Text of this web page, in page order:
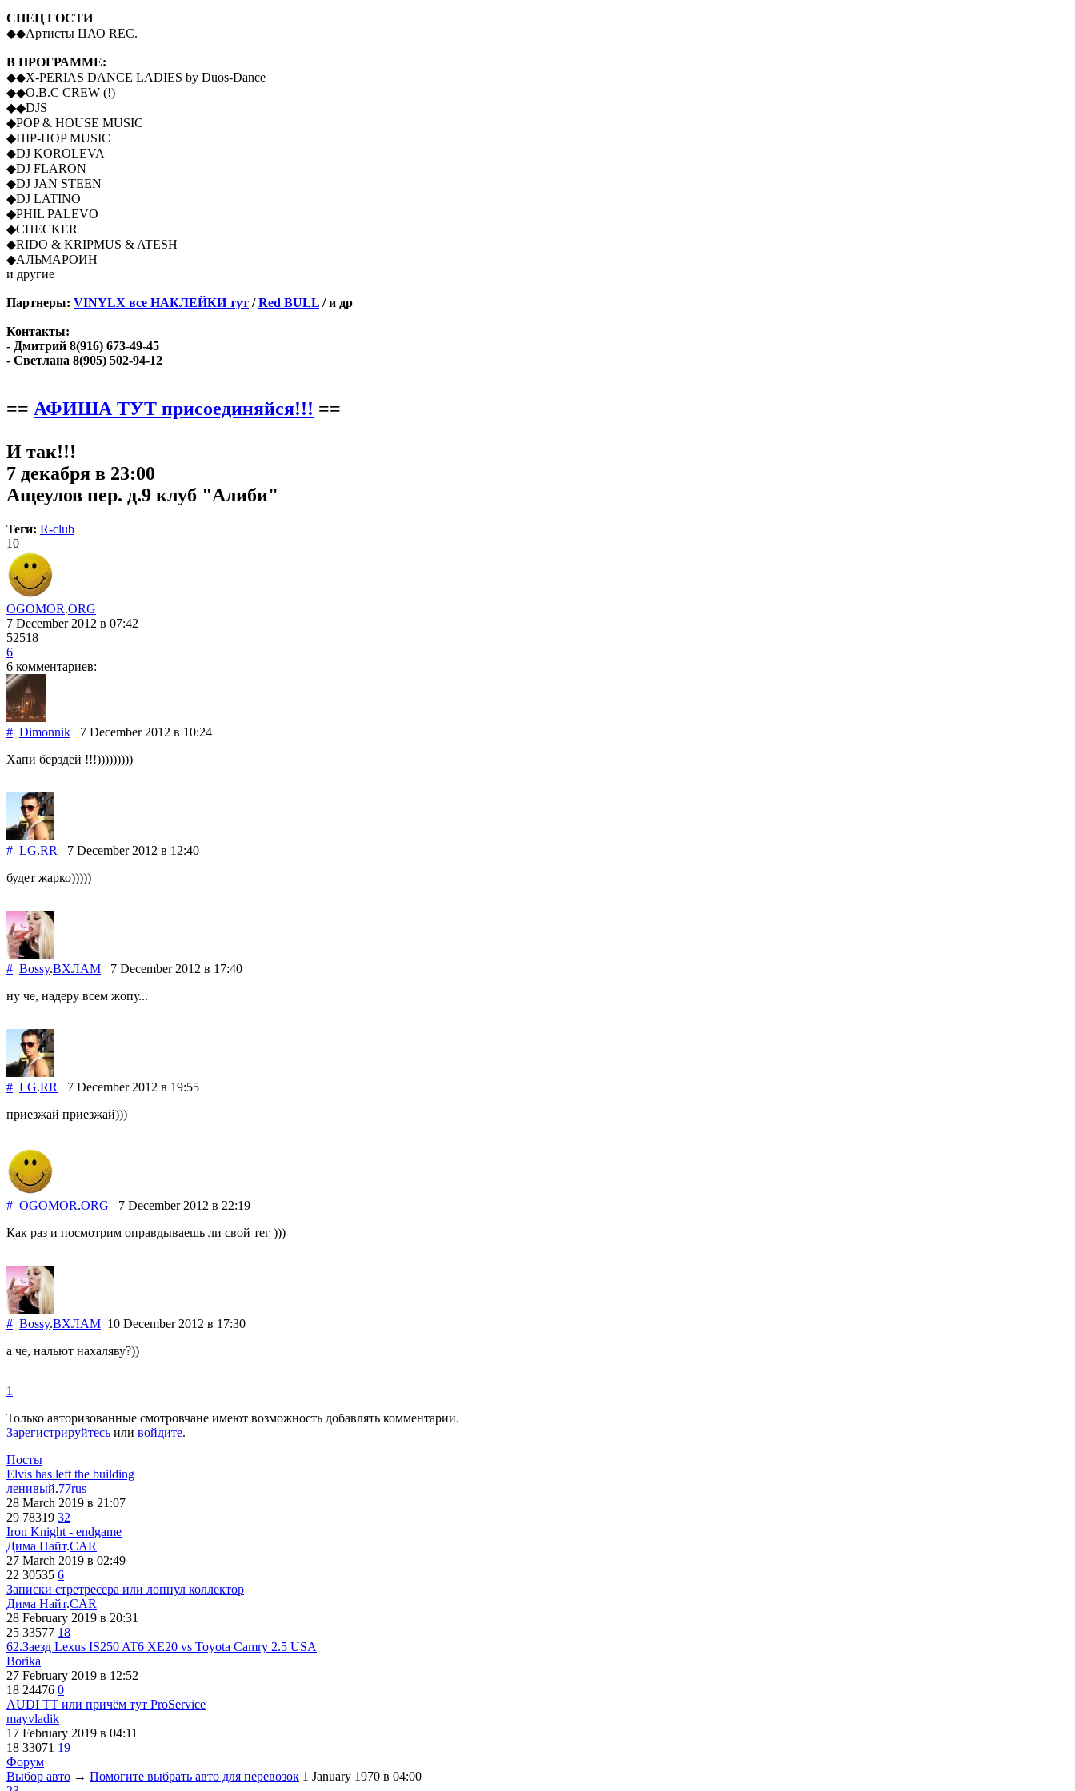
СПЕЦ ГОСТИ
◆◆Артисты ЦАО REC.
В ПРОГРАММЕ:
◆◆X-PERIAS DANCE LADIES by Duos-Dance
◆◆O.B.C CREW (!)
◆◆DJS
◆POP & HOUSE MUSIC
◆HIP-HOP MUSIC
◆DJ KOROLEVA
◆DJ FLARON
◆DJ JAN STEEN
◆DJ LATINO
◆PHIL PALEVO
◆CHECKER
◆RIDO & KRIPMUS & ATESH
◆АЛЬМАРОИН
и другие
Партнеры: VINYLX все НАКЛЕЙКИ тут /Red BULL / и др
Контакты:
- Дмитрий 8(916) 673-49-45
- Светлана 8(905) 502-94-12
== АФИША ТУТ присоединяйся!!! ==
И так!!!
7 декабря в 23:00
Ащеулов пер. д.9 клуб "Алиби"
Теги: R-club
10
OGOMOR.ORG
7 December 2012 в 07:42
52518
6
6 комментариев:
# Dimonnik 7 December 2012 в 10:24
Хапи берздей !!!)))))))))
# LG.RR 7 December 2012 в 12:40
будет жарко)))))
# Bossy.ВХЛАМ 7 December 2012 в 17:40
ну че, надеру всем жопу...
# LG.RR 7 December 2012 в 19:55
приезжай приезжай)))
# OGOMOR.ORG 7 December 2012 в 22:19
Как раз и посмотрим оправдываешь ли свой тег )))
# Bossy.ВХЛАМ 10 December 2012 в 17:30
а че, нальют нахаляву?))
1
Только авторизованные смотровчане имеют возможность добавлять комментарии.
Зарегистрируйтесь или войдите.
Посты
Elvis has left the building
ленивый.77rus
28 March 2019 в 21:07
29 78319 32
Iron Knight - endgame
Дима Найт.CAR
27 March 2019 в 02:49
22 30535 6
Записки стретресера или лопнул коллектор
Дима Найт.CAR
28 February 2019 в 20:31
25 33577 18
62.Заезд Lexus IS250 AT6 XE20 vs Toyota Camry 2.5 USA
Borika
27 February 2019 в 12:52
18 24476 0
AUDI TT или причём тут ProService
mayvladik
17 February 2019 в 04:11
18 33071 19
Форум
Выбор авто → Помогите выбрать авто для перевозок 1 January 1970 в 04:00